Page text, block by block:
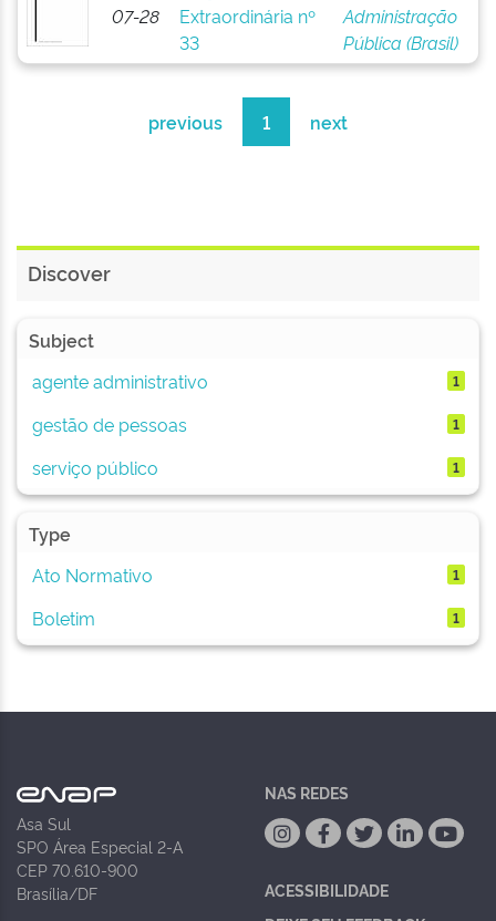
07-28
Extraordinária nº
33
Administração
Pública (Brasil)
previous 1 next
Discover
Subject
agente administrativo
1
gestão de pessoas 1
serviço público 1
Type
Ato Normativo
1
Boletim 1
Asa Sul
SPO Área Especial 2-A
CEP 70.610-900
Brasília/DF
NAS REDES
ACESSIBILIDADE